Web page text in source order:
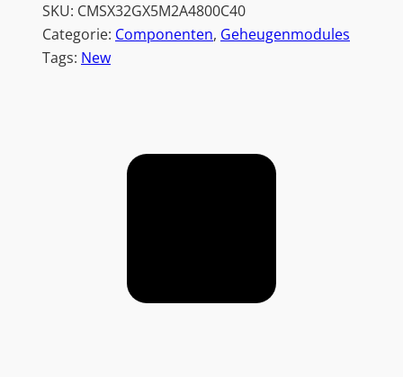
SKU: CMSX32GX5M2A4800C40
Categorie: Componenten, Geheugenmodules
Tags: New